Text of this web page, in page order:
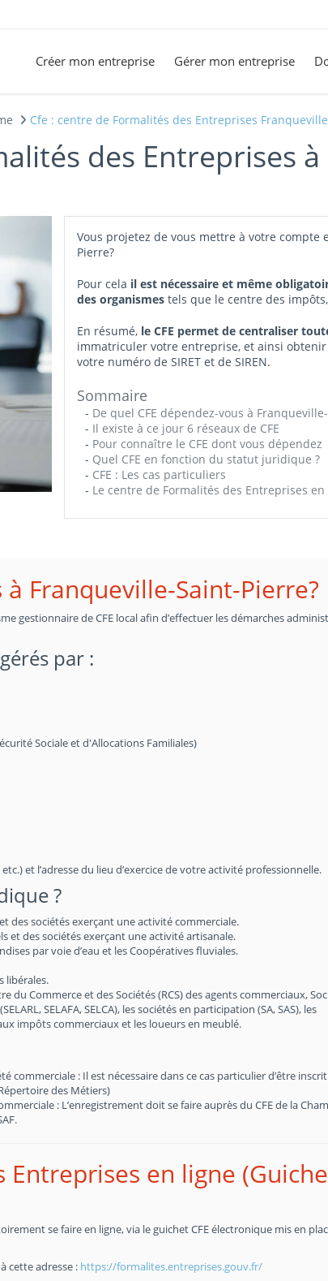
Créer mon entreprise Gérer mon entreprise
Cfe : centre de Formalités des Entreprises
des Entreprises
Vous projetez de vous mettre à votre
Pierre?
Pour cela il est nécessaire et même
des organismes tels que le centre des impôts,
En résumé, le CFE permet de centraliser
immatriculer votre entreprise, et ainsi
votre numéro de SIRET et de SIREN.
Sommaire
- De quel CFE dépendez-vous à
- Il existe à ce jour 6 réseaux de CFE
- Pour connaître le CFE dont vous dépendez
- Quel CFE en fonction du statut juridique ?
- CFE : Les cas particuliers
- Le centre de Formalités des Entreprises en
Franqueville-Saint-Pierre?
gestionnaire de CFE local afin d’effectuer les démarches
par :
Sociale et d'Allocations Familiales)
et l’adresse du lieu d’exercice de votre activité professionnelle.
?
des sociétés exerçant une activité commerciale.
et des sociétés exerçant une activité artisanale.
par voie d’eau et les Coopératives fluviales.
libérales.
du Commerce et des Sociétés (RCS) des agents commerciaux,
SELAFA, SELCA), les sociétés en participation (SA, SAS), les
impôts commerciaux et les loueurs en meublé.
: Il est nécessaire dans ce cas particulier d’être inscrit
des Métiers)
: L’enregistrement doit se faire auprès du CFE de la
en ligne
se faire en ligne, via le guichet CFE électronique mis en
cette adresse : https://formalites.entreprises.gouv.fr/